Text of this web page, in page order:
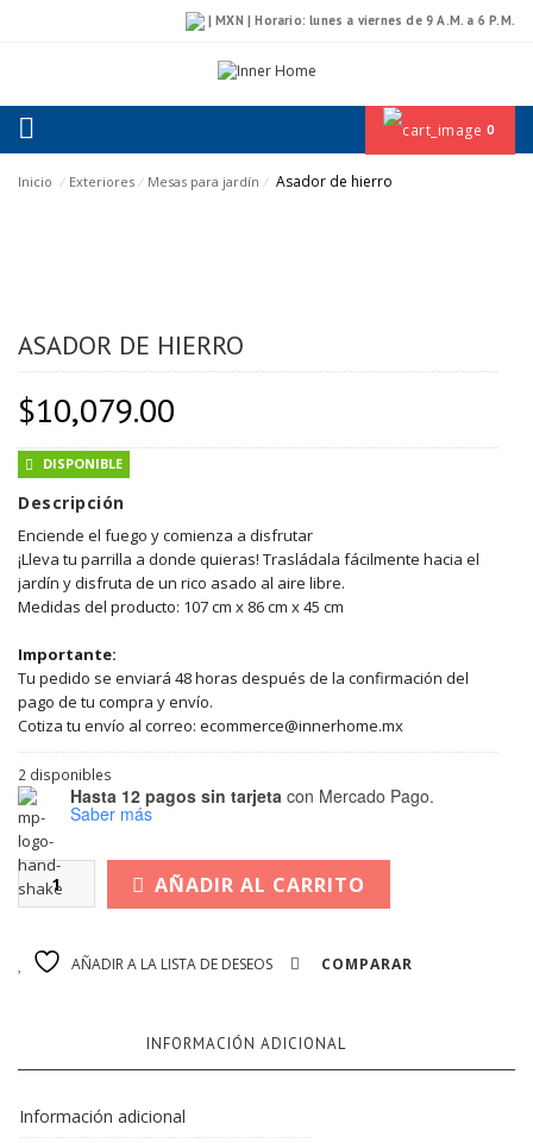
| MXN | Horario: lunes a viernes de 9 A.M. a 6 P.M.
0
Inicio ⁄ Exteriores ⁄ Mesas para jardín ⁄ Asador de hierro
ASADOR DE HIERRO
$10,079.00
DISPONIBLE
Descripción
Enciende el fuego y comienza a disfrutar
¡Lleva tu parrilla a donde quieras! Trasládala fácilmente hacia el
jardín y disfruta de un rico asado al aire libre.
Medidas del producto: 107 cm x 86 cm x 45 cm
Importante:
Tu pedido se enviará 48 horas después de la confirmación del
pago de tu compra y envío.
Cotiza tu envío al correo: ecommerce@innerhome.mx
2 disponibles
Hasta 12 pagos sin tarjeta con Mercado Pago.
Saber más
AÑADIR AL CARRITO
AÑADIR A LA LISTA DE DESEOS COMPARAR
INFORMACIÓN ADICIONAL
Información adicional